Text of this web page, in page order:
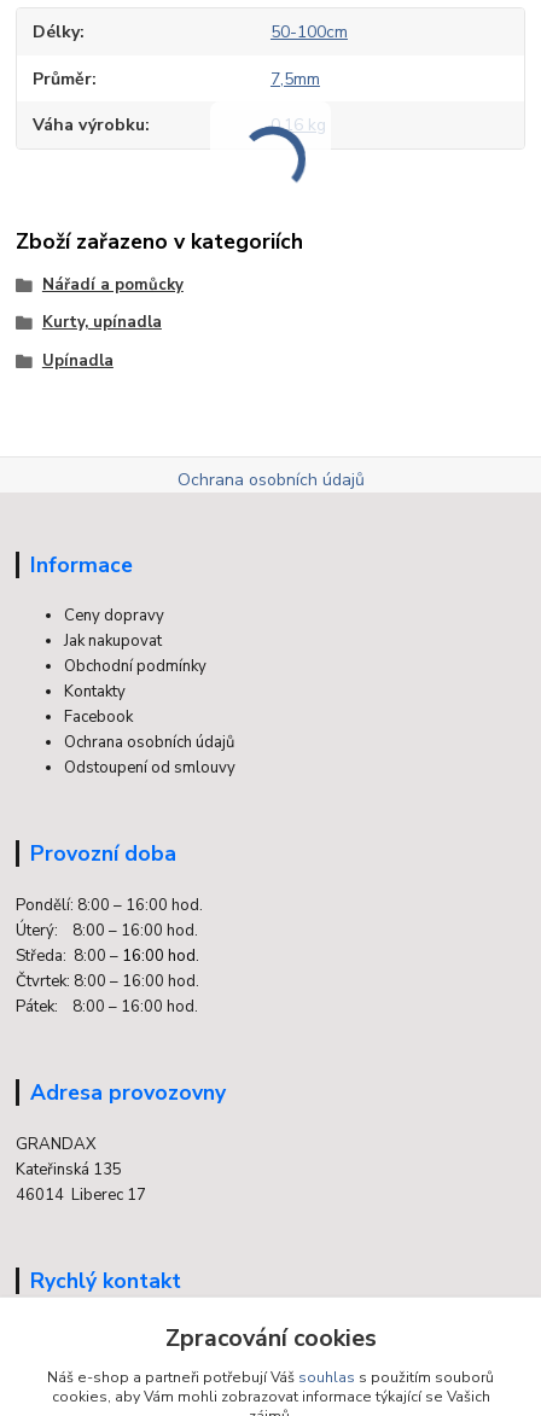
Délky 50-100cm
Průměr 7,5mm
Váha výrobku 0,16 kg
Zboží zařazeno v kategoriích
Nářadí a pomůcky
Kurty, upínadla
Upínadla
Ochrana osobních údajů
Informace
Ceny dopravy
Jak nakupovat
Obchodní podmínky
Kontakty
Facebook
Ochrana osobních údajů
Odstoupení od smlouvy
Provozní doba
Pondělí: 8:00 – 16:00 hod.
Úterý: 8:00 – 16:00 hod.
Středa: 8:00 – 16:00 hod.
Čtvrtek: 8:00 – 16:00 hod.
Pátek: 8:00 – 16:00 hod.
Adresa provozovny
GRANDAX
Kateřinská 135
46014 Liberec 17
Rychlý kontakt
info@grandax.cz
Zpracování cookies
Náš e-shop a partneři potřebují Váš souhlas s použitím souborů
cookies, aby Vám mohli zobrazovat informace týkající se Vašich